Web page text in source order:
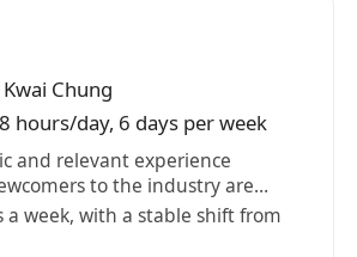
Kwai Chung
hours/day, 6 days per week
and relevant experience
to the industry are
a week, with a stable shift from